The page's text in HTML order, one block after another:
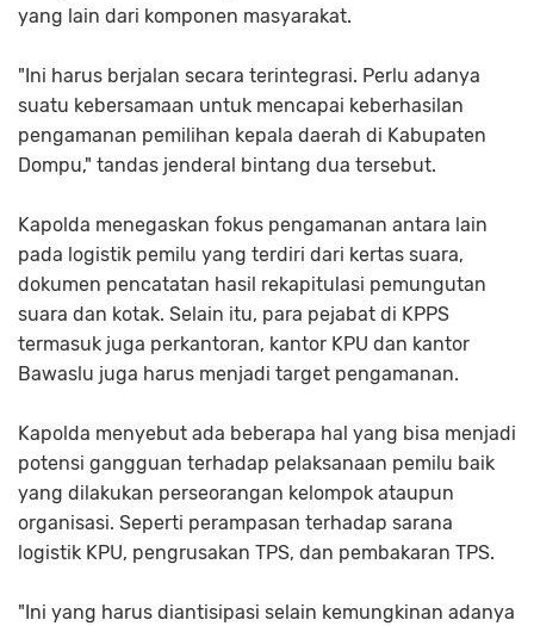
yang lain dari komponen masyarakat.
"Ini harus berjalan secara terintegrasi. Perlu adanya
suatu kebersamaan untuk mencapai keberhasilan
pengamanan pemilihan kepala daerah di Kabupaten
Dompu," tandas jenderal bintang dua tersebut.
Kapolda menegaskan fokus pengamanan antara lain
pada logistik pemilu yang terdiri dari kertas suara,
dokumen pencatatan hasil rekapitulasi pemungutan
suara dan kotak. Selain itu, para pejabat di KPPS
termasuk juga perkantoran, kantor KPU dan kantor
Bawaslu juga harus menjadi target pengamanan.
Kapolda menyebut ada beberapa hal yang bisa menjadi
potensi gangguan terhadap pelaksanaan pemilu baik
yang dilakukan perseorangan kelompok ataupun
organisasi. Seperti perampasan terhadap sarana
logistik KPU, pengrusakan TPS, dan pembakaran TPS.
"Ini yang harus diantisipasi selain kemungkinan adanya